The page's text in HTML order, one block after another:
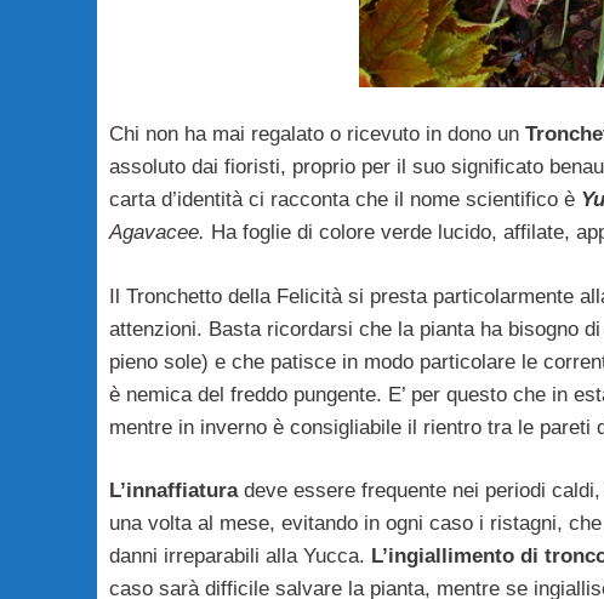
Chi non ha mai regalato o ricevuto in dono un
assoluto dai fioristi, proprio per il suo significato
carta d’identità ci racconta che il nome scientifico è
Agavacee. Ha foglie di colore verde lucido, affilate,
Il Tronchetto della Felicità si presta particolarmente
attenzioni. Basta ricordarsi che la pianta ha bisogno
pieno sole) e che patisce in modo particolare le
è nemica del freddo pungente. E’ per questo che in
mentre in inverno è consigliabile il rientro tra le
L’innaffiaturadeve essere frequente nei periodi
una volta al mese, evitando in ogni caso i ristagni,
danni irreparabili alla Yucca. L’ingiallimento di
caso sarà difficile salvare la pianta, mentre se